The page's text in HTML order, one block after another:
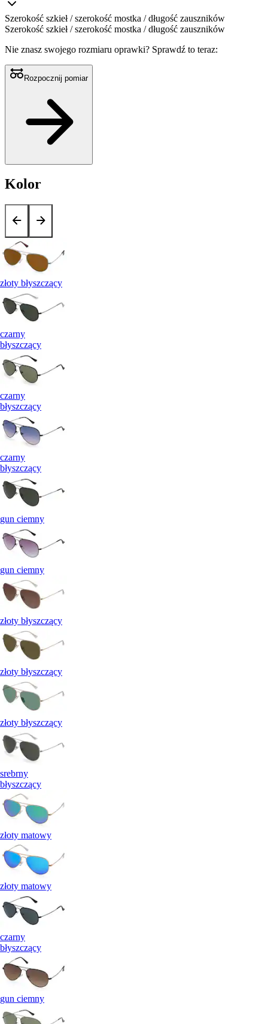
Szerokość szkieł / szerokość mostka / długość zauszników
Szerokość szkieł / szerokość mostka / długość zauszników
Nie znasz swojego rozmiaru oprawki? Sprawdź to teraz:
Rozpocznij pomiar
Kolor
złoty błyszczący
czarny
błyszczący
czarny
błyszczący
czarny
błyszczący
gun ciemny
gun ciemny
złoty błyszczący
złoty błyszczący
złoty błyszczący
srebrny
błyszczący
złoty matowy
złoty matowy
czarny
błyszczący
gun ciemny